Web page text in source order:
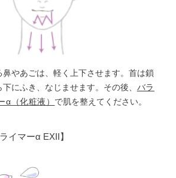
やあごは、軽く上下させます。 首は鎖
にふき、なじませます。 その後、 バラ
α（化粧液） で肌を整えてください。
イマーα EXII】